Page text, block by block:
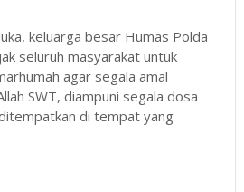
keluarga besar Humas Polda
seluruh masyarakat untuk
agar segala amal
SWT, diampuni segala dosa
di tempat yang